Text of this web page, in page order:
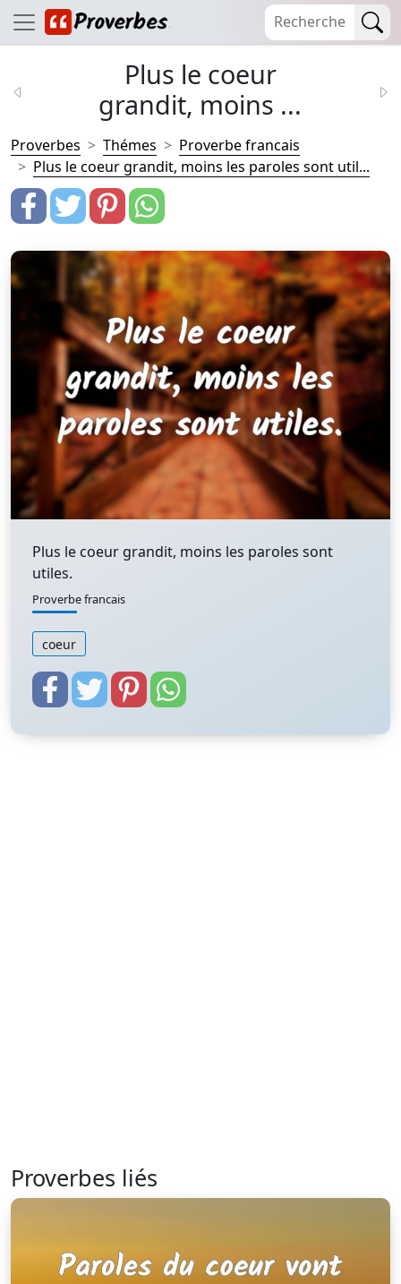
Plus le coeur
grandit, moins ...
Proverbes Thémes
Proverbe francais
Plus le coeur grandit, moins les paroles sont util...
Plus le coeur grandit, moins les paroles sont
utiles.
Proverbe francais
coeur
Proverbes liés